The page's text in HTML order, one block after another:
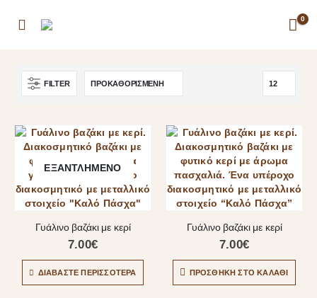
0
FILTER
ΕΞΑΝΤΛΗΜΈΝΟ
Γυάλινο βαζάκι με κερί
7.00€
ΔΙΑΒΆΣΤΕ ΠΕΡΙΣΣΌΤΕΡΑ
Γυάλινο βαζάκι με κερί
7.00€
ΠΡΟΣΘΉΚΗ ΣΤΟ ΚΑΛΆΘΙ